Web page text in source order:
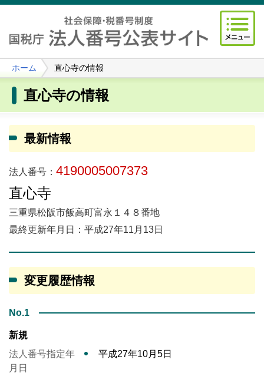
ホーム 直心寺の情報
直心寺の情報
最新情報
法人番号： 4190005007373
直心寺
三重県松阪市飯高町富永１４８番地
最終更新年月日：平成27年11月13日
変更履歴情報
No.1
新規
法人番号指定年
月日
平成27年10月5日